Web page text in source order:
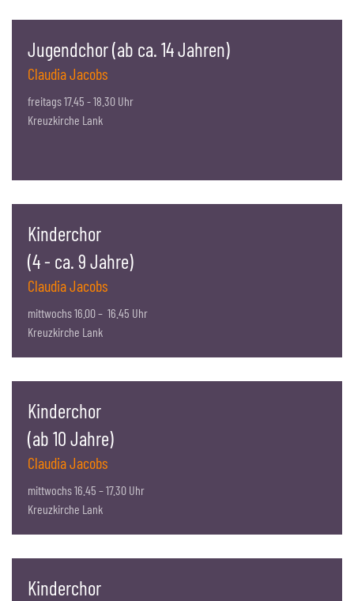
Jugendchor (ab ca. 14 Jahren)
Claudia Jacobs
freitags 17.45 - 18.30 Uhr
Kreuzkirche Lank
Kinderchor
(4 - ca. 9 Jahre)
Claudia Jacobs
mittwochs 16.00 – 16.45 Uhr
Kreuzkirche Lank
Kinderchor
(ab 10 Jahre)
Claudia Jacobs
mittwochs 16.45 – 17.30 Uhr
Kreuzkirche Lank
Kinderchor